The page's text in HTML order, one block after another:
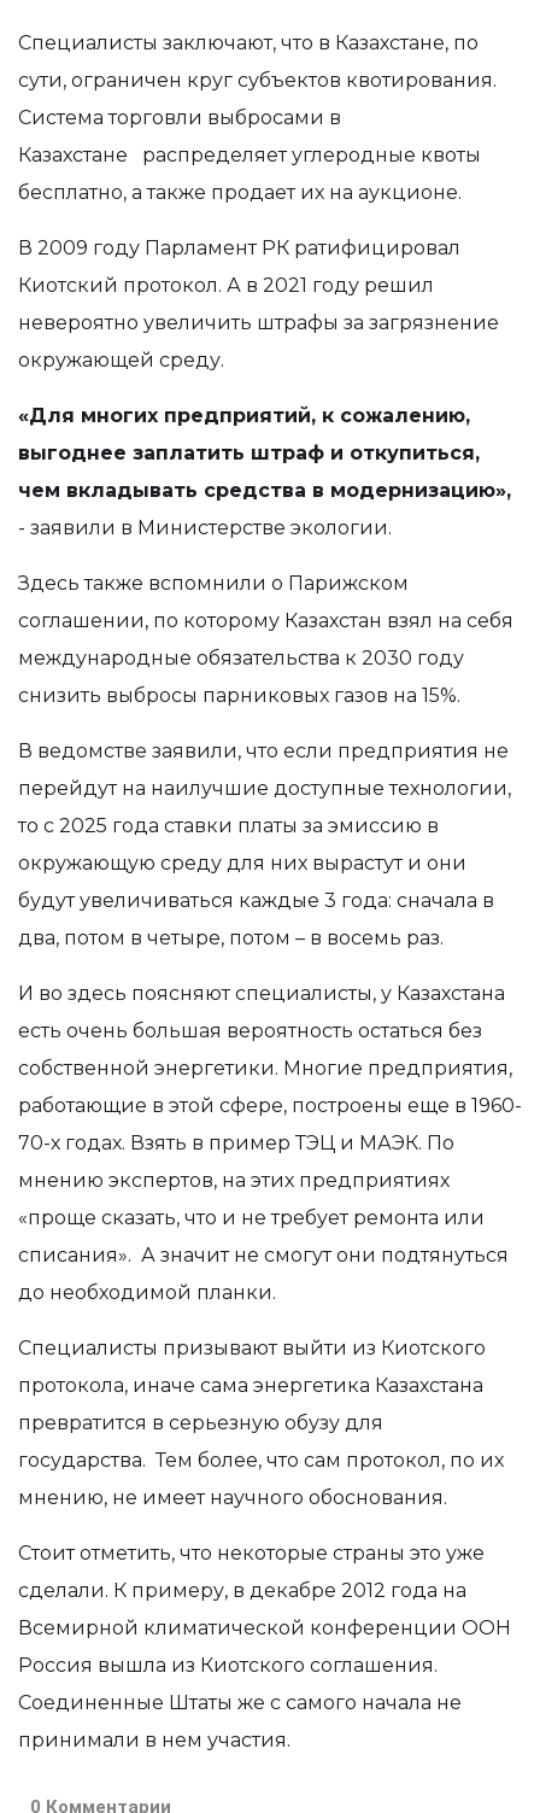
Специалисты заключают, что в Казахстане, по
сути, ограничен круг субъектов квотирования.
Система торговли выбросами в
Казахстане распределяет углеродные квоты
бесплатно, а также продает их на аукционе.
В 2009 году Парламент РК ратифицировал
Киотский протокол. А в 2021 году решил
невероятно увеличить штрафы за загрязнение
окружающей среду.
«Для многих предприятий, к сожалению,
выгоднее заплатить штраф и откупиться,
чем вкладывать средства в модернизацию»,
- заявили в Министерстве экологии.
Здесь также вспомнили о Парижском
соглашении, по которому Казахстан взял на себя
международные обязательства к 2030 году
снизить выбросы парниковых газов на 15%.
В ведомстве заявили, что если предприятия не
перейдут на наилучшие доступные технологии,
то с 2025 года ставки платы за эмиссию в
окружающую среду для них вырастут и они
будут увеличиваться каждые 3 года: сначала в
два, потом в четыре, потом – в восемь раз.
И во здесь поясняют специалисты, у Казахстана
есть очень большая вероятность остаться без
собственной энергетики. Многие предприятия,
работающие в этой сфере, построены еще в 1960-
70-х годах. Взять в пример ТЭЦ и МАЭК. По
мнению экспертов, на этих предприятиях
«проще сказать, что и не требует ремонта или
списания». А значит не смогут они подтянуться
до необходимой планки.
Специалисты призывают выйти из Киотского
протокола, иначе сама энергетика Казахстана
превратится в серьезную обузу для
государства. Тем более, что сам протокол, по их
мнению, не имеет научного обоснования.
Стоит отметить, что некоторые страны это уже
сделали. К примеру, в декабре 2012 года на
Всемирной климатической конференции ООН
Россия вышла из Киотского соглашения.
Соединенные Штаты же с самого начала не
принимали в нем участия.
0 Комментарии